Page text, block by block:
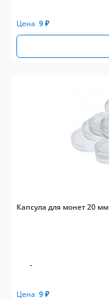
Цена 9₽
Капсула для монет 20 мм
-
Цена 9₽